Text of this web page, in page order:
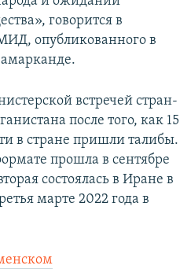
говорится в
опубликованного в
встречей стран-
после того, как 15
в стране пришли талибы.
прошла в сентябре
состоялась в Иране в
марте 2022 года в